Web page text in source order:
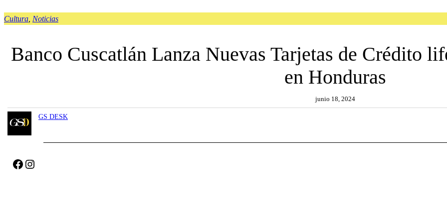
Cultura Noticias
Banco Cuscatlán Lanza Nuevas Tarjetas de Crédito
en Honduras
junio 18, 2024
GS DESK
Facebook Instagram